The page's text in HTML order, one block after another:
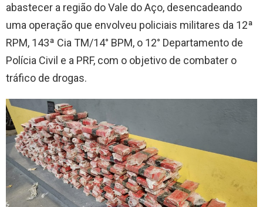
abastecer a região do Vale do Aço, desencadeando
uma operação que envolveu policiais militares da 12ª
RPM, 143ª Cia TM/14° BPM, o 12° Departamento de
Polícia Civil e a PRF, com o objetivo de combater o
tráfico de drogas.